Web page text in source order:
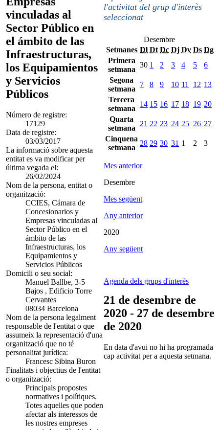
vinculadas al
Sector Público en
el ámbito de las
Infraestructuras,
los Equipamientos
y Servicios
Públicos
Número de registre:
17129
Data de registre:
03/03/2017
La informació sobre aquesta
entitat es va modificar per
última vegada el:
26/02/2024
Nom de la persona, entitat o
organització:
CCIES, Cámara de
Concesionarios y
Empresas vinculadas al
Sector Público en el
ámbito de las
Infraestructuras, los
Equipamientos y
Servicios Públicos
Domicili o seu social:
Manuel Ballbe, 3-5
Bajos , Edificio Torre
Cervantes
08034 Barcelona
Nom de la persona legalment
responsable de l'entitat o que
assumeix la representació d'una
organització que no té
personalitat jurídica:
Francesc Sibina Buron
Finalitats i objectius de l'entitat
o organització:
Principals propostes
normatives i polítiques.
Totes aquelles que poden
afectar als interessos de
les nostres empreses
l'activitat del grup d'interès
seleccionat
Desembre
Setmanes Dl Dt Dc Dj Dv Ds Dg
Primera
setmana
30 1 2 3 4 5
6
Segona
setmana
7 8 9 10 11 12 13
Tercera
setmana
14 15 16 17 18 19 20
Quarta
setmana
21 22 23 24 25 26 27
Cinquena
setmana
28 29 30 31 1 2 3
Mes anterior
Desembre
Mes següent
Any anterior
2020
Any següent
Agenda dels grups d'interès
21 de desembre de
2020 - 27 de desembre
de 2020
En data d'avui no hi ha programada
cap activitat per a aquesta setmana.